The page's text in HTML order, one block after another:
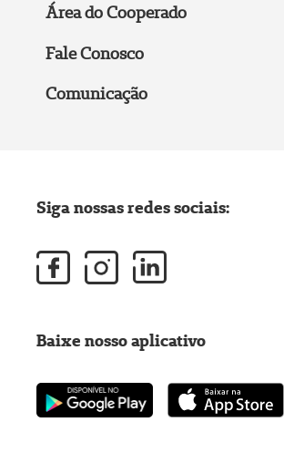
Área do Cooperado
Fale Conosco
Comunicação
Siga nossas redes sociais:
Baixe nosso aplicativo